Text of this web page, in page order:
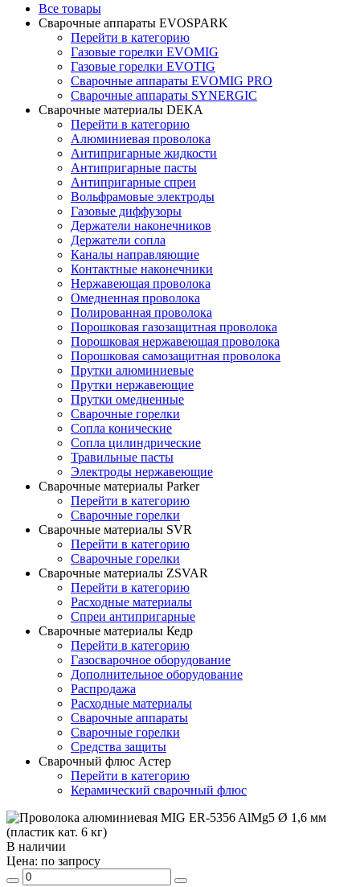
Все товары
Сварочные аппараты EVOSPARK
Перейти в категорию
Газовые горелки EVOMIG
Газовые горелки EVOTIG
Сварочные аппараты EVOMIG PRO
Сварочные аппараты SYNERGIC
Сварочные материалы DEKA
Перейти в категорию
Алюминиевая проволока
Антипригарные жидкости
Антипригарные пасты
Антипригарные спреи
Вольфрамовые электроды
Газовые диффузоры
Держатели наконечников
Держатели сопла
Каналы направляющие
Контактные наконечники
Нержавеющая проволока
Омедненная проволока
Полированная проволока
Порошковая газозащитная проволока
Порошковая нержавеющая проволока
Порошковая самозащитная проволока
Прутки алюминиевые
Прутки нержавеющие
Прутки омедненные
Сварочные горелки
Сопла конические
Сопла цилиндрические
Травильные пасты
Электроды нержавеющие
Сварочные материалы Parker
Перейти в категорию
Сварочные горелки
Сварочные материалы SVR
Перейти в категорию
Сварочные горелки
Сварочные материалы ZSVAR
Перейти в категорию
Расходные материалы
Спреи антипригарные
Сварочные материалы Кедр
Перейти в категорию
Газосварочное оборудование
Дополнительное оборудование
Распродажа
Расходные материалы
Сварочные аппараты
Сварочные горелки
Средства защиты
Сварочный флюс Астер
Перейти в категорию
Керамический сварочный флюс
В наличии
Цена: по запросу